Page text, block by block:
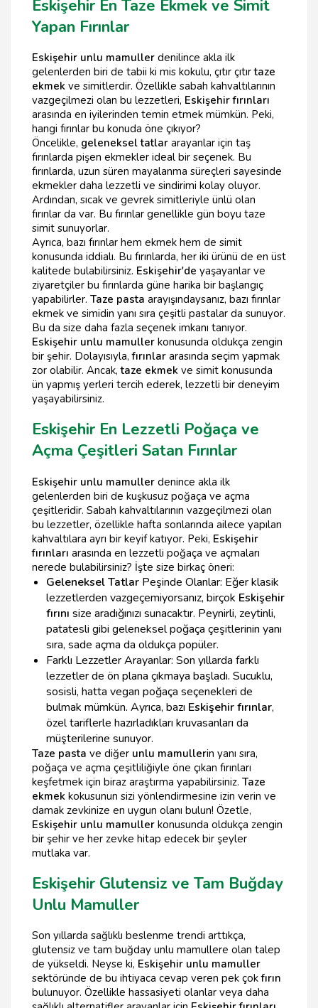
Eskişehir En Taze Ekmek ve Simit
Yapan Fırınlar
Eskişehir unlu mamuller denilince akla ilk
gelenlerden biri de tabii ki mis kokulu, çıtır çıtırtaze
ekmek ve simitlerdir. Özellikle sabah kahvaltılarının
vazgeçilmezi olan bu lezzetleri, Eskişehir fırınları
arasında en iyilerinden temin etmek mümkün. Peki,
hangi fırınlar bu konuda öne çıkıyor?
Öncelikle, geleneksel tatlar arayanlar için taş
fırınlarda pişen ekmekler ideal bir seçenek. Bu
fırınlarda, uzun süren mayalanma süreçleri sayesinde
ekmekler daha lezzetli ve sindirimi kolay oluyor.
Ardından, sıcak ve gevrek simitleriyle ünlü olan
fırınlar da var. Bu fırınlar genellikle gün boyu taze
simit sunuyorlar.
Ayrıca, bazı fırınlar hem ekmek hem de simit
konusunda iddialı. Bu fırınlarda, her iki ürünü de en üst
kalitede bulabilirsiniz. Eskişehir'de yaşayanlar ve
ziyaretçiler bu fırınlarda güne harika bir başlangıç
yapabilirler. Taze pasta arayışındaysanız, bazı fırınlar
ekmek ve simidin yanı sıra çeşitli pastalar da sunuyor.
Bu da size daha fazla seçenek imkanı tanıyor.
Eskişehir unlu mamuller konusunda oldukça zengin
bir şehir. Dolayısıyla,fırınlar arasında seçim yapmak
zor olabilir. Ancak,taze ekmek ve simit konusunda
ün yapmış yerleri tercih ederek, lezzetli bir deneyim
yaşayabilirsiniz.
Eskişehir En Lezzetli Poğaça ve
Açma Çeşitleri Satan Fırınlar
Eskişehir unlu mamuller denince akla ilk
gelenlerden biri de kuşkusuz poğaça ve açma
çeşitleridir. Sabah kahvaltılarının vazgeçilmezi olan
bu lezzetler, özellikle hafta sonlarında ailece yapılan
kahvaltılara ayrı bir keyif katıyor. Peki, Eskişehir
fırınları arasında en lezzetli poğaça ve açmaları
nerede bulabilirsiniz? İşte size birkaç öneri:
Geleneksel Tatlar Peşinde Olanlar: Eğer klasik
lezzetlerden vazgeçemiyorsanız, birçok Eskişehir
fırını size aradığınızı sunacaktır. Peynirli, zeytinli,
patatesli gibi geleneksel poğaça çeşitlerinin yanı
sıra, sade açma da oldukça popüler.
Farklı Lezzetler Arayanlar: Son yıllarda farklı
lezzetler de ön plana çıkmaya başladı. Sucuklu,
sosisli, hatta vegan poğaça seçenekleri de
bulmak mümkün. Ayrıca, bazı Eskişehir fırınlar,
özel tariflerle hazırladıkları kruvasanları da
müşterilerine sunuyor.
Taze pasta ve diğer unlu mamullerin yanı sıra,
poğaça ve açma çeşitliliğiyle öne çıkan fırınları
keşfetmek için biraz araştırma yapabilirsiniz. Taze
ekmek kokusunun sizi yönlendirmesine izin verin ve
damak zevkinize en uygun olanı bulun! Özetle,
Eskişehir unlu mamuller konusunda oldukça zengin
bir şehir ve her zevke hitap edecek bir şeyler
mutlaka var.
Eskişehir Glutensiz ve Tam Buğday
Unlu Mamuller
Son yıllarda sağlıklı beslenme trendi arttıkça,
glutensiz ve tam buğday unlu mamullere olan talep
de yükseldi. Neyse ki, Eskişehir unlu mamuller
sektöründe de bu ihtiyaca cevap veren pek çokfırın
bulunuyor. Özellikle hassasiyeti olanlar veya daha